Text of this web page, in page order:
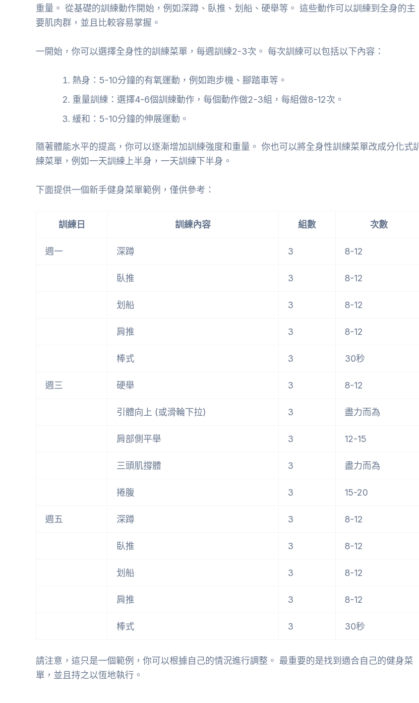
重量。 從基礎的訓練動作開始，例如深蹲、臥推、划船、硬舉等。 這些動作可以訓練到全身的主
要肌肉群，並且比較容易掌握。
一開始，你可以選擇全身性的訓練菜單，每週訓練2-3次。 每次訓練可以包括以下內容：
熱身：5-10分鐘的有氧運動，例如跑步機、腳踏車等。
重量訓練：選擇4-6個訓練動作，每個動作做2-3組，每組做8-12次。
緩和：5-10分鐘的伸展運動。
隨著體能水平的提高，你可以逐漸增加訓練強度和重量。 你也可以將全身性訓練菜單改成分化式訓
練菜單，例如一天訓練上半身，一天訓練下半身。
下面提供一個新手健身菜單範例，僅供參考：
訓練日 訓練內容 組數 次數
週一 深蹲 3 8-12
臥推 3 8-12
划船 3 8-12
肩推 3 8-12
棒式 3 30秒
週三 硬舉 3 8-12
引體向上 (或滑輪下拉) 3 盡力而為
肩部側平舉 3 12-15
三頭肌撐體 3 盡力而為
捲腹 3 15-20
週五 深蹲 3 8-12
臥推 3 8-12
划船 3 8-12
肩推 3 8-12
棒式 3 30秒
請注意，這只是一個範例，你可以根據自己的情況進行調整。 最重要的是找到適合自己的健身菜
單，並且持之以恆地執行。